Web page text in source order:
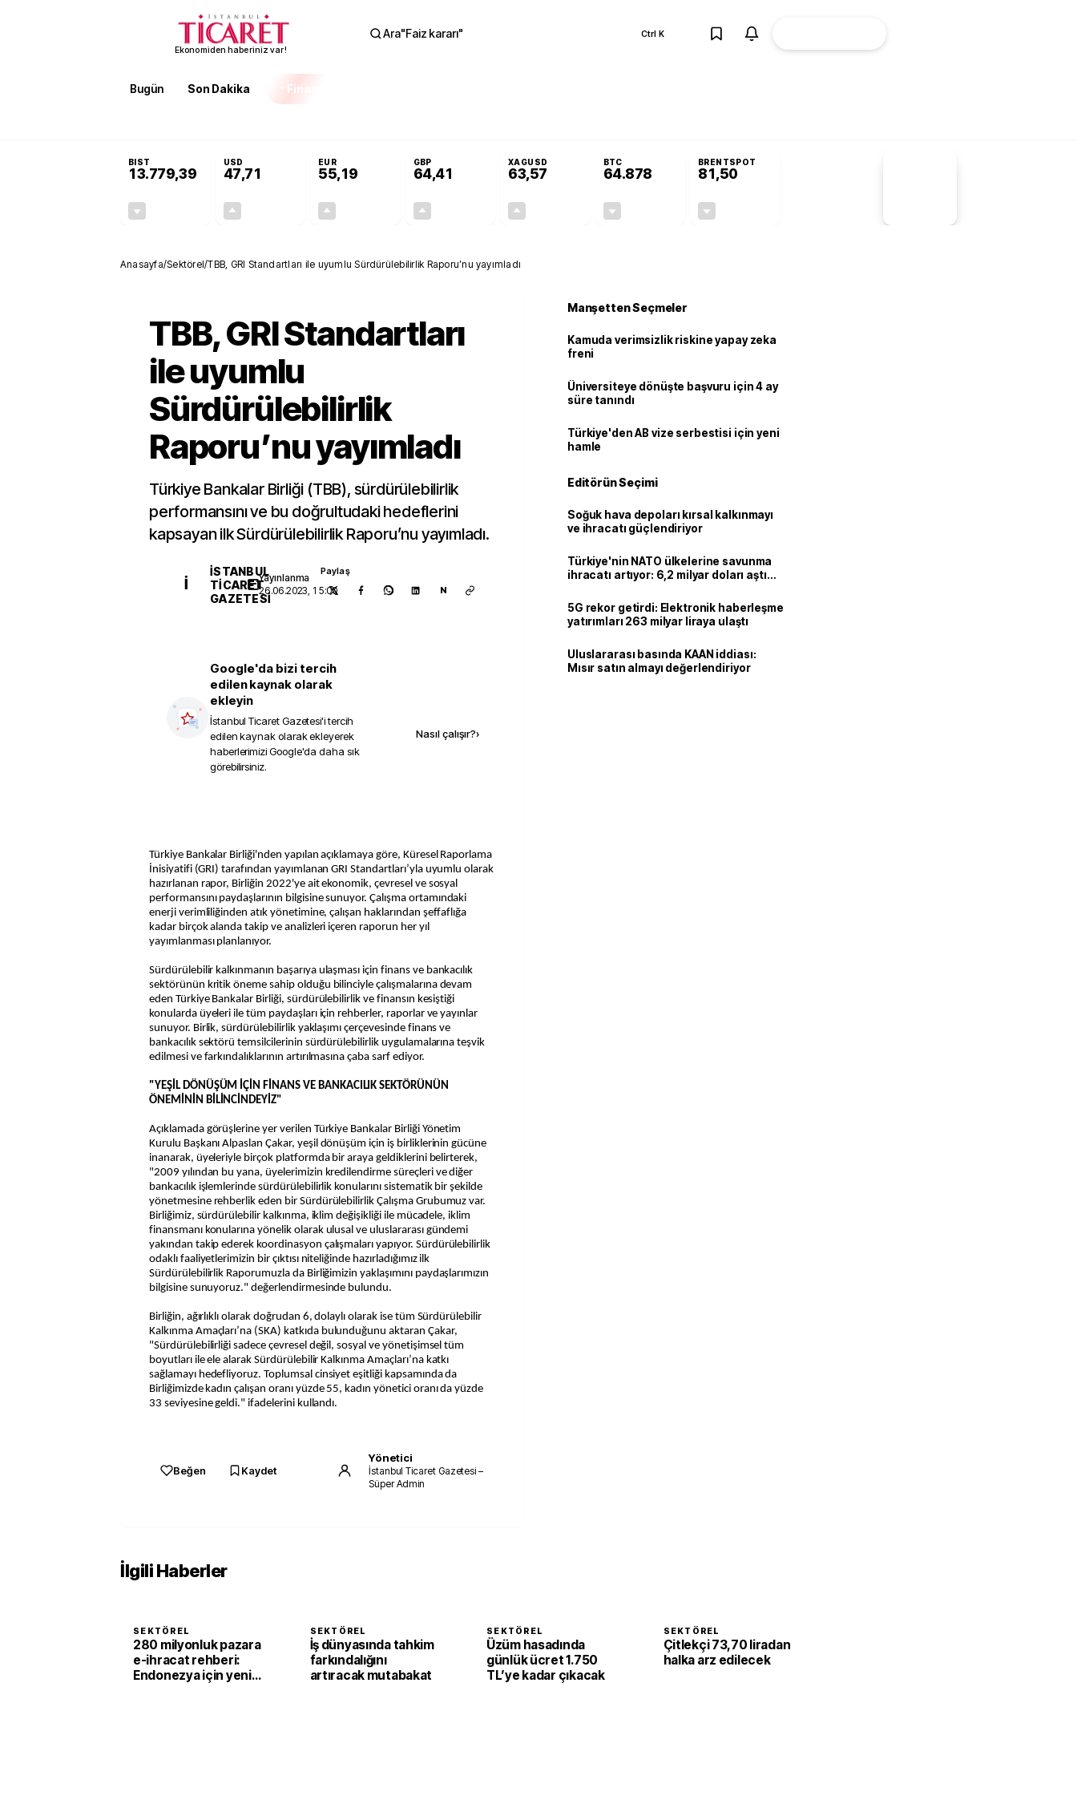
Ekonomiden haberiniz var!
Ara"Faiz kararı" Ctrl K
Bugün Son Dakika Finans
BIST
13.779,39
USD
47,71
EUR
55,19
GBP
64,41
XAGUSD
63,57
BTC
64.878
BRENTSPOT
81,50
Anasayfa/Sektörel/TBB, GRI Standartları ile uyumlu Sürdürülebilirlik Raporu’nu yayımladı
TBB, GRI Standartları
ile uyumlu
Sürdürülebilirlik
Raporu’nu yayımladı
Türkiye Bankalar Birliği (TBB), sürdürülebilirlik
performansını ve bu doğrultudaki hedeflerini
kapsayan ilk Sürdürülebilirlik Raporu’nu yayımladı.
İ
İSTANBUL
TICARET
GAZETESI
Yayınlanma
26.06.2023, 15:00
Paylaş
N
Google'da bizi tercih
edilen kaynak olarak
ekleyin
İstanbul Ticaret Gazetesi'i tercih
edilen kaynak olarak ekleyerek
haberlerimizi Google'da daha sık
görebilirsiniz.
Nasıl çalışır?›
Türkiye Bankalar Birliği'nden yapılan açıklamaya göre, Küresel Raporlama
İnisiyatifi (GRI) tarafından yayımlanan GRI Standartları’yla uyumlu olarak
hazırlanan rapor, Birliğin 2022'ye ait ekonomik, çevresel ve sosyal
performansını paydaşlarının bilgisine sunuyor. Çalışma ortamındaki
enerji verimliliğinden atık yönetimine, çalışan haklarından şeffaflığa
kadar birçok alanda takip ve analizleri içeren raporun her yıl
yayımlanması planlanıyor.
Sürdürülebilir kalkınmanın başarıya ulaşması için finans ve bankacılık
sektörünün kritik öneme sahip olduğu bilinciyle çalışmalarına devam
eden Türkiye Bankalar Birliği, sürdürülebilirlik ve finansın kesiştiği
konularda üyeleri ile tüm paydaşları için rehberler, raporlar ve yayınlar
sunuyor. Birlik, sürdürülebilirlik yaklaşımı çerçevesinde finans ve
bankacılık sektörü temsilcilerinin sürdürülebilirlik uygulamalarına teşvik
edilmesi ve farkındalıklarının artırılmasına çaba sarf ediyor.
"YEŞİL DÖNÜŞÜM İÇİN FİNANS VE BANKACILIK SEKTÖRÜNÜN
ÖNEMİNİN BİLİNCİNDEYİZ"
Açıklamada görüşlerine yer verilen Türkiye Bankalar Birliği Yönetim
Kurulu Başkanı Alpaslan Çakar, yeşil dönüşüm için iş birliklerinin gücüne
inanarak, üyeleriyle birçok platformda bir araya geldiklerini belirterek,
"2009 yılından bu yana, üyelerimizin kredilendirme süreçleri ve diğer
bankacılık işlemlerinde sürdürülebilirlik konularını sistematik bir şekilde
yönetmesine rehberlik eden bir Sürdürülebilirlik Çalışma Grubumuz var.
Birliğimiz, sürdürülebilir kalkınma, iklim değişikliği ile mücadele, iklim
finansmanı konularına yönelik olarak ulusal ve uluslararası gündemi
yakından takip ederek koordinasyon çalışmaları yapıyor. Sürdürülebilirlik
odaklı faaliyetlerimizin bir çıktısı niteliğinde hazırladığımız ilk
Sürdürülebilirlik Raporumuzla da Birliğimizin yaklaşımını paydaşlarımızın
bilgisine sunuyoruz." değerlendirmesinde bulundu.
Birliğin, ağırlıklı olarak doğrudan 6, dolaylı olarak ise tüm Sürdürülebilir
Kalkınma Amaçları’na (SKA) katkıda bulunduğunu aktaran Çakar,
"Sürdürülebilirliği sadece çevresel değil, sosyal ve yönetişimsel tüm
boyutları ile ele alarak Sürdürülebilir Kalkınma Amaçları’na katkı
sağlamayı hedefliyoruz. Toplumsal cinsiyet eşitliği kapsamında da
Birliğimizde kadın çalışan oranı yüzde 55, kadın yönetici oranı da yüzde
33 seviyesine geldi." ifadelerini kullandı.
Beğen Kaydet
Yönetici
İstanbul Ticaret Gazetesi –
Süper Admin
Manşetten Seçmeler
Kamuda verimsizlik riskine yapay zeka
freni
Üniversiteye dönüşte başvuru için 4 ay
süre tanındı
Türkiye'den AB vize serbestisi için yeni
hamle
Editörün Seçimi
Soğuk hava depoları kırsal kalkınmayı
ve ihracatı güçlendiriyor
Türkiye'nin NATO ülkelerine savunma
ihracatı artıyor: 6,2 milyar doları aştı
5G rekor getirdi: Elektronik haberleşme
yatırımları 263 milyar liraya ulaştı
Uluslararası basında KAAN iddiası:
Mısır satın almayı değerlendiriyor
İlgili Haberler
SEKTÖREL
280 milyonluk pazara
e-ihracat rehberi:
Endonezya için yeni
SEKTÖREL
İş dünyasında tahkim
farkındalığını
artıracak mutabakat
SEKTÖREL
Üzüm hasadında
günlük ücret 1.750
TL’ye kadar çıkacak
SEKTÖREL
Çitlekçi 73,70 liradan
halka arz edilecek